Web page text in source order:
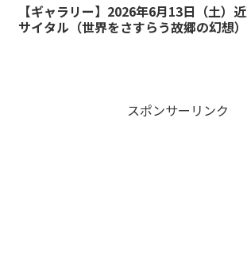
【ギャラリー】2026年6月13日（土）
サイタル（世界をさすらう故郷の幻想）
スポンサーリンク